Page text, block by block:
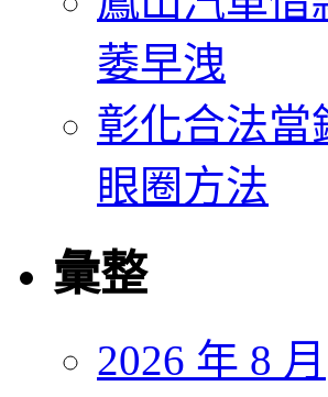
萎早洩
彰化合法當
眼圈方法
彙整
2026 年 8 月